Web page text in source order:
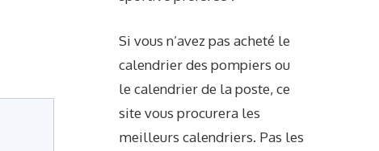
Si vous n’avez pas acheté le
calendrier des pompiers ou
le calendrier de la poste, ce
site vous procurera les
meilleurs calendriers. Pas les